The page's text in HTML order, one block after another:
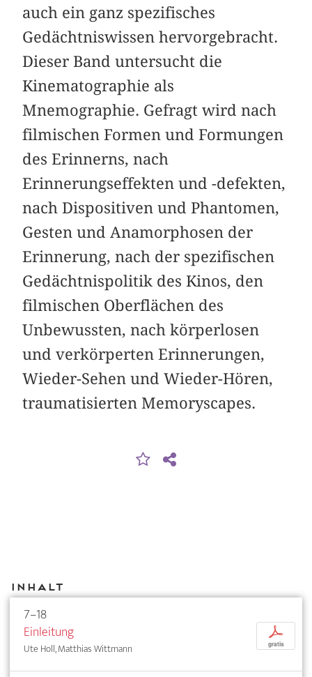
auch ein ganz spezifisches
Gedächtniswissen hervorgebracht.
Dieser Band untersucht die
Kinematographie als
Mnemographie. Gefragt wird nach
filmischen Formen und Formungen
des Erinnerns, nach
Erinnerungseffekten und -defekten,
nach Dispositiven und Phantomen,
Gesten und Anamorphosen der
Erinnerung, nach der spezifischen
Gedächtnispolitik des Kinos, den
filmischen Oberflächen des
Unbewussten, nach körperlosen
und verkörperten Erinnerungen,
Wieder-Sehen und Wieder-Hören,
traumatisierten Memoryscapes.
Inhalt
7–18
Einleitung
Ute Holl, Matthias Wittmann
p
gratis